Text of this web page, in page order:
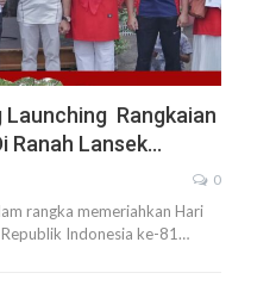
Launching Rangkaian
Ranah Lansek…
0
rangka memeriahkan Hari
Republik Indonesia ke-81…